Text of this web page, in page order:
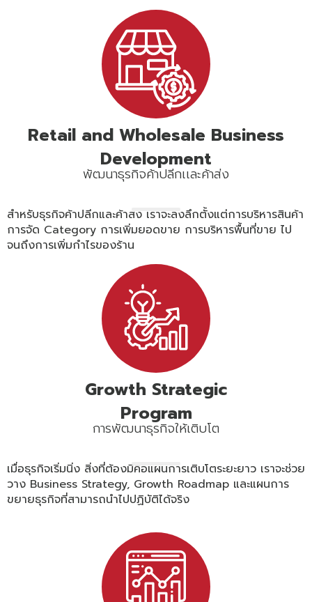
Retail and Wholesale Business
Development
พัฒนาธุรกิจค้าปลีกเเละค้าส่ง
สำหรับธุรกิจค้าปลีกและค้าส่ง เราจะลงลึกตั้งแต่การบริหารสินค้า
การจัด Category การเพิ่มยอดขาย การบริหารพื้นที่ขาย ไป
จนถึงการเพิ่มกำไรของร้าน
Growth Strategic
Program
การพัฒนาธุรกิจให้เติบโต
เมื่อธุรกิจเริ่มนิ่ง สิ่งที่ต้องมีคือแผนการเติบโตระยะยาว เราจะช่วย
วาง Business Strategy, Growth Roadmap และแผนการ
ขยายธุรกิจที่สามารถนำไปปฏิบัติได้จริง